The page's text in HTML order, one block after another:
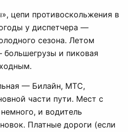
цепи противоскольжения в
у диспетчера —
сезона. Летом
и пиковая
— Билайн, МТС,
части пути. Мест с
и водитель
Платные дороги (если